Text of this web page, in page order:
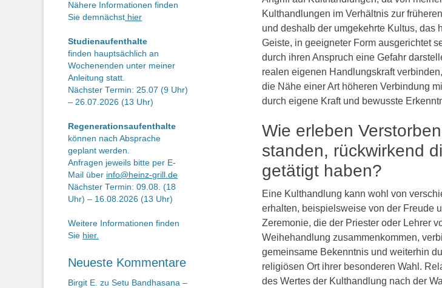
Kulthandlungen im Verhältnis zur
und deshalb der umgekehrte Kultus, das
Geiste, in geeigneter Form ausgerichtet
durch ihren Anspruch eine Gefahr
realen eigenen Handlungskraft
die Nähe einer Art höheren Verbindung
durch eigene Kraft und bewusste
Wie erleben
standen, rückwirkend
getätigt haben?
Eine Kulthandlung kann wohl von
erhalten, beispielsweise von der Freude
Zeremonie, die der Priester oder Lehrer
Weihehandlung zusammenkommen,
gemeinsame Bekenntnis und weiterhin
religiösen Ort ihrer besonderen Wahl.
des Wertes der Kulthandlung nach der
Nähere Informationen finden
Sie demnächst hier
Studienaufenthalte
finden hauptsächlich an
Wochenenden unter meiner
Anleitung statt.
Nächster Termin: 25.07 (9 Uhr)
– 26.07.2026 (13 Uhr)
Regenerationsaufenthalte
können nach Absprache
geplant werden.
Anfragen jeweils bitte per E-
Mail über info@heinz-grill.de
Nächster Termin: 09.08. (18
Uhr) – 16.08.2026 (13 Uhr)
Weitere Informationen finden
Sie hier.
Neueste Kommentare
Birgit E. zu Setu Bandhasana –